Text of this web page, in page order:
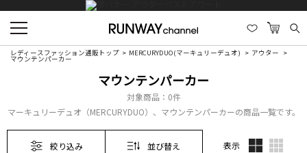
レディースファッション通販トップ MERCURYDUO(マーキュリーデュオ) アウター
マウンテンパーカー
マウンテンパーカー
対象商品： 0件
マーキュリーデュオ（MERCURYDUO）、マウンテンパーカーの商品一覧です。
絞り込み 並び替え 表示